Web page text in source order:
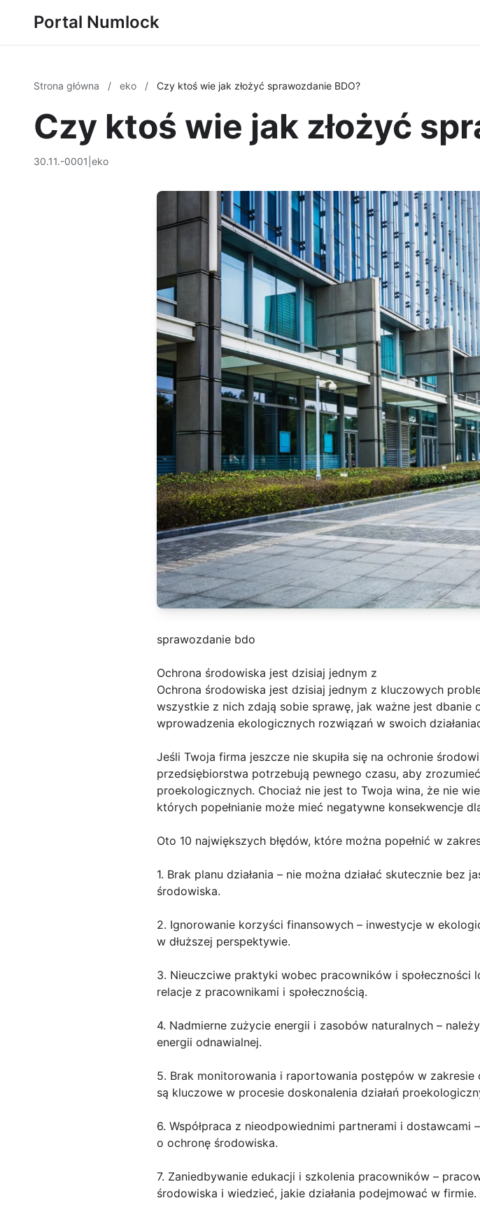
Portal Numlock
Strona główna / eko / Czy ktoś wie jak złożyć sprawozdanie BDO?
Czy ktoś wie jak złożyć
30.11.-0001 eko
sprawozdanie bdo
Ochrona środowiska jest dzisiaj jednym z
Ochrona środowiska jest dzisiaj jednym z kluczowych
wszystkie z nich zdają sobie sprawę, jak ważne jest
wprowadzenia ekologicznych rozwiązań w swoich
Jeśli Twoja firma jeszcze nie skupiła się na ochronie
przedsiębiorstwa potrzebują pewnego czasu, aby
proekologicznych. Chociaż nie jest to Twoja wina, że nie
których popełnianie może mieć negatywne konsekwencje
Oto 10 największych błędów, które można popełnić w
1. Brak planu działania – nie można działać skutecznie
środowiska.
2. Ignorowanie korzyści finansowych – inwestycje w
w dłuższej perspektywie.
3. Nieuczciwe praktyki wobec pracowników i
relacje z pracownikami i społecznością.
4. Nadmierne zużycie energii i zasobów naturalnych –
energii odnawialnej.
5. Brak monitorowania i raportowania postępów w
są kluczowe w procesie doskonalenia działań
6. Współpraca z nieodpowiednimi partnerami i
o ochronę środowiska.
7. Zaniedbywanie edukacji i szkolenia pracowników –
środowiska i wiedzieć, jakie działania podejmować w firmie.